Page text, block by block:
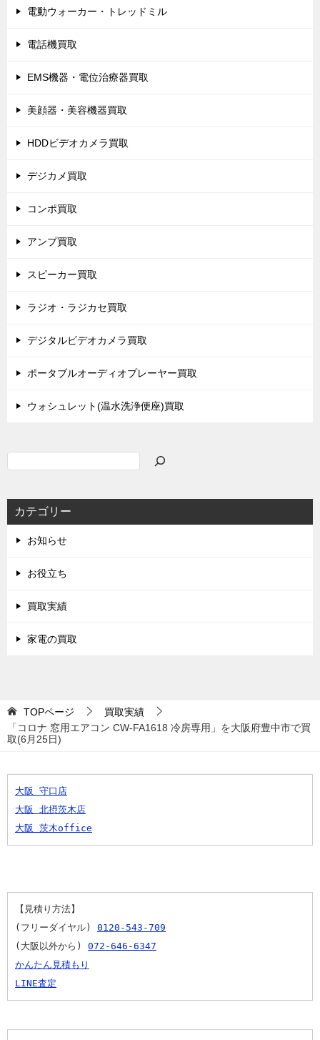
電動ウォーカー・トレッドミル
電話機買取
EMS機器・電位治療器買取
美顔器・美容機器買取
HDDビデオカメラ買取
デジカメ買取
コンポ買取
アンプ買取
スピーカー買取
ラジオ・ラジカセ買取
デジタルビデオカメラ買取
ポータブルオーディオプレーヤー買取
ウォシュレット(温水洗浄便座)買取
カテゴリー
お知らせ
お役立ち
買取実績
家電の買取
TOPページ
買取実績
「コロナ 窓用エアコン CW-FA1618 冷房専用」を大阪府豊中市で買
取(6月25日)
大阪 守口店
大阪 北摂茨木店
大阪 茨木office
【見積り方法】
(フリーダイヤル) 0120-543-709
(大阪以外から) 072-646-6347
かんたん見積もり
LINE査定